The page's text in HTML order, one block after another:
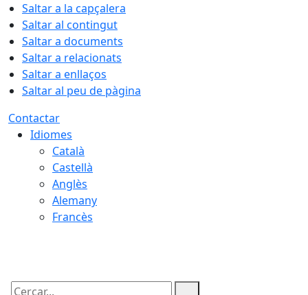
Saltar a la capçalera
Saltar al contingut
Saltar a documents
Saltar a relacionats
Saltar a enllaços
Saltar al peu de pàgina
Contactar
Idiomes
Català
Castellà
Anglès
Alemany
Francès